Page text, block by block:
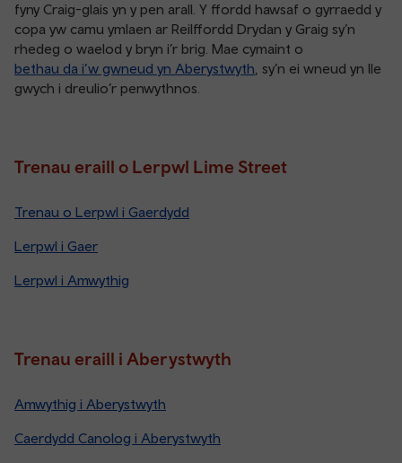
fyny Craig-glais yn y pen arall. Y ffordd hawsaf o gyrraedd y
copa yw camu ymlaen ar Reilffordd Drydan y Graig sy’n
rhedeg o waelod y bryn i’r brig. Mae cymaint o
bethau da i’w gwneud yn Aberystwyth , sy’n ei wneud yn lle
gwych i dreulio’r penwythnos.
Trenau eraill o Lerpwl Lime Street
Trenau o Lerpwl i Gaerdydd
Lerpwl i Gaer
Lerpwl i Amwythig
Trenau eraill i Aberystwyth
Amwythig i Aberystwyth
Caerdydd Canolog i Aberystwyth